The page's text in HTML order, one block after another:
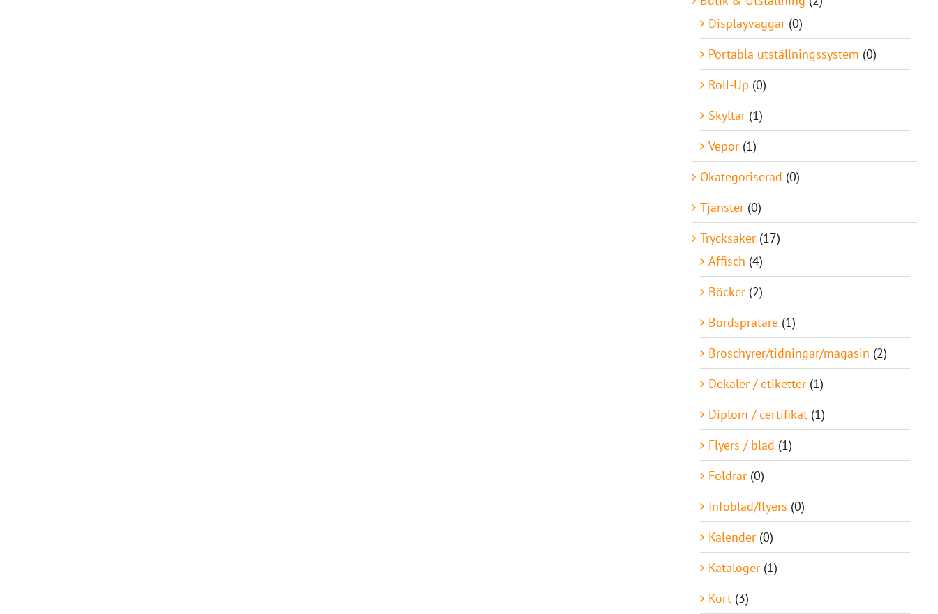
Displayväggar (0)
Portabla utställningssystem (0)
Roll-Up (0)
Skyltar (1)
Vepor (1)
Okategoriserad (0)
Tjänster (0)
Trycksaker (17)
Affisch (4)
Böcker (2)
Bordspratare (1)
Broschyrer/tidningar/magasin (2)
Dekaler / etiketter (1)
Diplom / certifikat (1)
Flyers / blad (1)
Foldrar (0)
Infoblad/flyers (0)
Kalender (0)
Kataloger (1)
Kort (3)